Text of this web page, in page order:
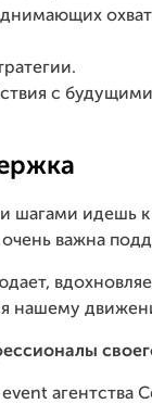
с будущими
шагами идешь к
важна
нашему
агентства